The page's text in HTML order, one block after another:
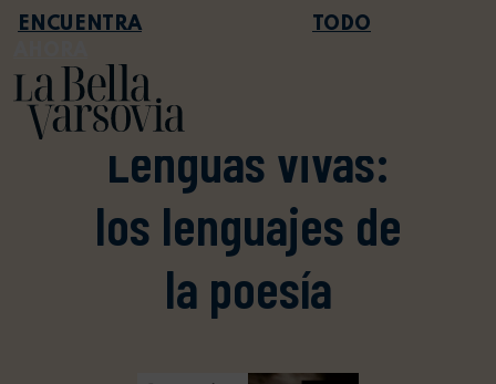
TODO
Lenguas vivas:
los lenguajes de
la poesía